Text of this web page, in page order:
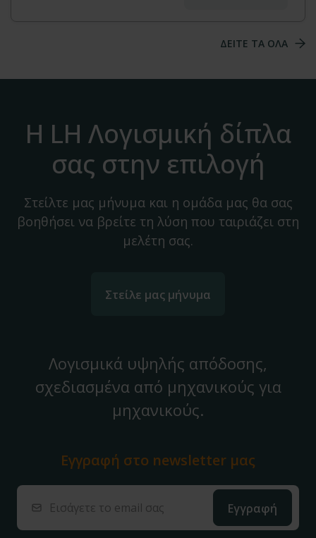
ΔΕΙΤΕ ΤΑ ΟΛΑ
Η LH Λογισμική δίπλα
σας στην επιλογή
Στείλτε μας μήνυμα και η ομάδα μας θα σας
βοηθήσει να βρείτε τη λύση που ταιριάζει στη
μελέτη σας.
Στείλε μας μήνυμα
Λογισμικά υψηλής απόδοσης,
σχεδιασμένα από μηχανικούς για
μηχανικούς.
Εγγραφή στο newsletter μας